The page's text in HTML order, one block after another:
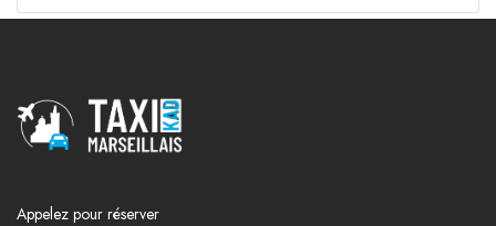
Appelez pour réserver